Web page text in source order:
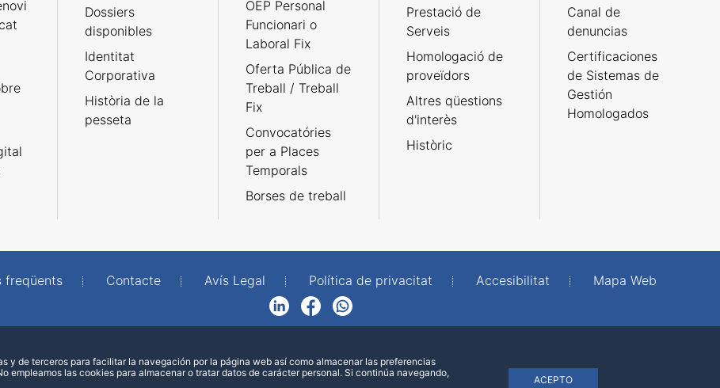
Dossiers
disponibles
Identitat
Corporativa
Història de la
pesseta
OEP Personal
Funcionari o
Laboral Fix
Oferta Pública de
Treball / Treball
Fix
Convocatóries
per a Places
Temporals
Borses de treball
Prestació de
Serveis
Homologació de
proveïdors
Altres qüestions
d'interès
Històric
Canal de
denuncias
Certificaciones
de Sistemas de
Gestión
Homologados
freqüents Contacte Avís Legal Política de privacitat Accesibilitat
Mapa Web
FacebookWhatsApp
y de terceros para facilitar la navegación por la página web así como almacenar las preferencias
empleamos las cookies para almacenar o tratar datos de carácter personal. Si continúa navegando,
ACEPTO